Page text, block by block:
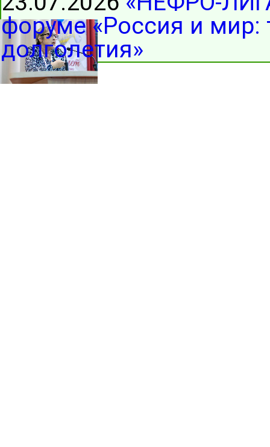
форуме «Россия и мир:
долголетия»